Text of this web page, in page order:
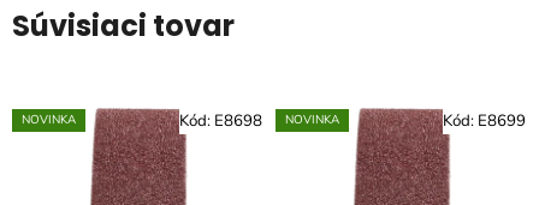
Súvisiaci tovar
NOVINKA Kód: E8698 NOVINKA Kód: E8699